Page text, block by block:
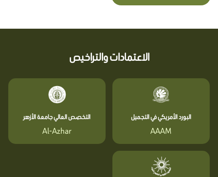
الاعتمادات والتراخيص
البورد الأمريكي في التجميل
AAAM
التخصص العالي جامعة الأزهر
Al-Azhar